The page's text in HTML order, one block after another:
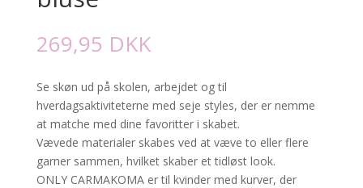
269,95 DKK
Se skøn ud på skolen, arbejdet og til
hverdagsaktiviteterne med seje styles, der er nemme
at matche med dine favoritter i skabet.
Vævede materialer skabes ved at væve to eller flere
garner sammen, hvilket skaber et tidløst look.
ONLY CARMAKOMA er til kvinder med kurver, der